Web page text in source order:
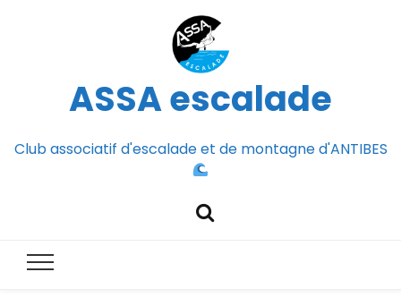
ASSA escalade
Club associatif d'escalade et de montagne d'ANTIBES